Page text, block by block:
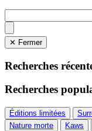
✕ Fermer
Recherches
Recherches
Éditions limitées
Nature morte
Kaws